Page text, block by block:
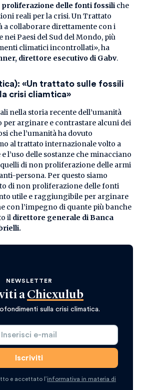
delle fonti fossili che
reali per la crisi. Un Trattato
a collaborare direttamente con i
Paesi del Sud del Mondo, più
climatici incontrollati», ha
direttore esecutivo di Gabv.
«Un trattato sulle fossili
crisi cliamtica»
nella storia recente dell’umanità
per arginare e contrastare alcuni dei
che l’umanità ha dovuto
al trattato internazionale volto a
l’uso delle sostanze che minacciano
di non proliferazione delle armi
persona. Per questo siamo
di non proliferazione delle fonti
utile e raggiungibile per arginare
con l’impegno di quante più banche
il direttore generale di Banca
NEWSLETTER
a Chicxulub
sulla crisi climatica.
e accettato l’informativa in materia di